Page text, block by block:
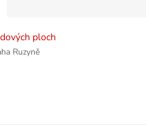
ploch
Ruzyně